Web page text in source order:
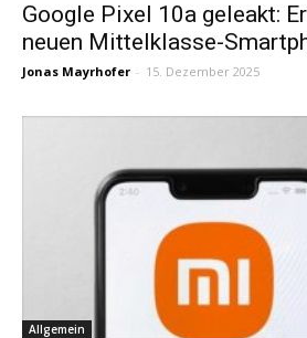
Google Pixel 10a geleakt:
neuen Mittelklasse-
Jonas Mayrhofer - 15. Dezember 2025
Allgemein